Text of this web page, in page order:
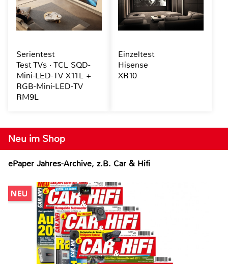
Neu im Shop
ePaper Jahres-Archive, z.B. Car & Hifi
Serientest
Test TVs · TCL SQD-
Mini-LED-TV X11L +
RGB-Mini-LED-TV
RM9L
Einzeltest
Hisense
XR10